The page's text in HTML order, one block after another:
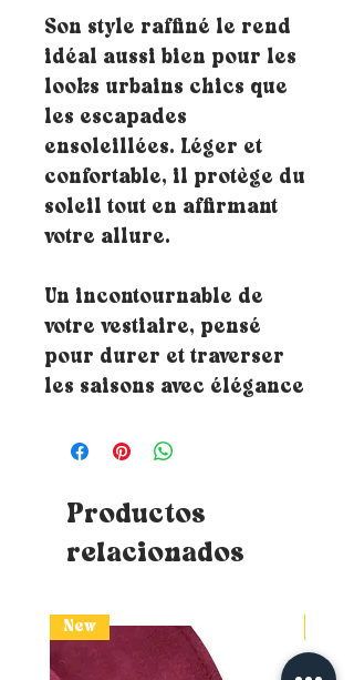
Son style raffiné le rend
idéal aussi bien pour les
looks urbains chics que
les escapades
ensoleillées. Léger et
confortable, il protège du
soleil tout en affirmant
votre allure.
Un incontournable de
votre vestiaire, pensé
pour durer et traverser
les saisons avec élégance
Productos
relacionados
New